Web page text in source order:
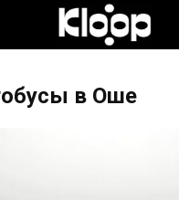
в Оше